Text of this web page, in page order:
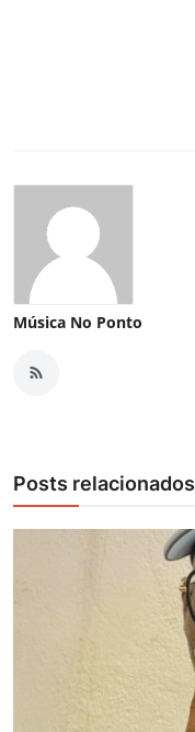
Música No Ponto
Posts relacionados